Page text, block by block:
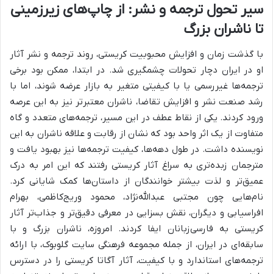
سیر تحول ترجمه و نشر: از چاپ‌های زیرزمینی
تا ناشران بزرگ
با گذشت زمان و افزایش محبوبیت کریستی، روند ترجمه و نشر آثار
او در ایران دچار تحولات چشمگیری شد. در ابتدا، ممکن بود برخی
ترجمه‌ها غیررسمی یا با کیفیتی متغیر به بازار عرضه شوند، اما با
رشد صنعت نشر و افزایش تقاضا، ناشران معتبرتر نیز به این عرصه
ورود کردند. یکی از نقاط عطف در این مسیر، ترجمه‌های متعدد و گاه
متفاوت از یک اثر واحد بود که نشان از رقابت و علاقه ناشران به این
نویسنده داشت. در طول دهه‌ها، کیفیت ترجمه‌ها نیز بهبود یافت و
مترجمان زبده‌تری به سراغ آثار کریستی رفتند که این امر به درک
عمیق‌تر و لذت بیشتر خوانندگان از داستان‌ها کمک شایانی کرد.
نام‌هایی چون مجتبی عبدالله‌نژاد، محمود وریج‌کاظمی، بهرام
افراسیابی و دیگران، نقش بسزایی در معرفی دقیق‌تر و جذاب‌تر آثار
کریستی به فارسی‌زبانان ایفا کردند. امروزه، ناشران بزرگ و با
سابقه‌ای در ایران، از جمله مجموعه فرهنگی سایت گلوبوک، با ارائه
ترجمه‌های استاندارد و با کیفیت، آثار آگاتا کریستی را در دسترس